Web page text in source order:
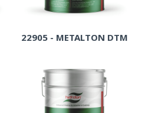
22905 - METALTON DTM